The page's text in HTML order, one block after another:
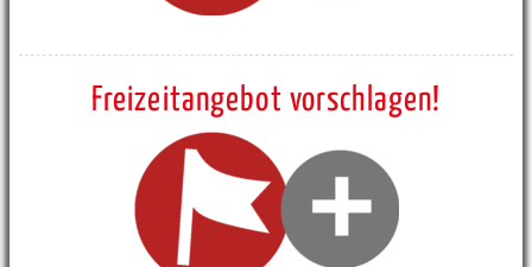
Freizeitangebot vorschlagen!